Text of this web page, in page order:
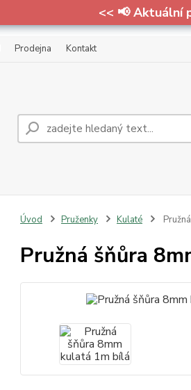
<< 📢 Aktuální
Prodejna Kontakt
Úvod Pruženky Kulaté
Pružná šňůra